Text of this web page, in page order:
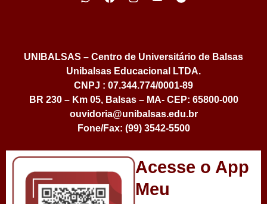
UNIBALSAS – Centro de Universitário de Balsas
Unibalsas Educacional LTDA.
CNPJ : 07.344.774/0001-89
BR 230 – Km 05, Balsas – MA- CEP: 65800-000
ouvidoria@unibalsas.edu.br
Fone/Fax: (99) 3542-5500
Acesse o App
Meu